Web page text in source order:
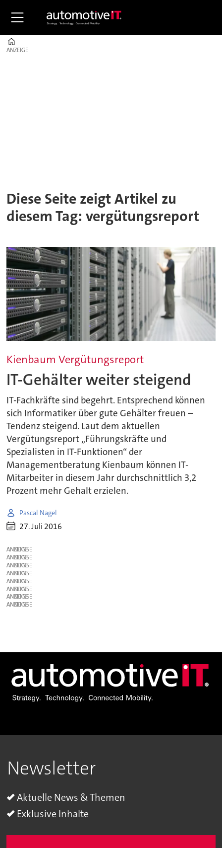
ANZEIGE
ANZEIGE
Diese Seite zeigt Artikel zu
diesem Tag: vergütungsreport
Kienbaum Vergütungsreport
IT-Gehälter weiter steigend
IT-Fachkräfte sind begehrt. Entsprechend können
sich Informatiker über gute Gehälter freuen –
Tendenz steigend. Laut dem aktuellen
Vergütungsreport „Führungskräfte und
Spezialisten in IT-Funktionen“ der
Managementberatung Kienbaum können IT-
Mitarbeiter in diesem Jahr durchschnittlich 3,2
Prozent mehr Gehalt erzielen.
Pascal Nagel
27. Juli 2016
ANZEIGE
ANZEIGE
ANZEIGE
ANZEIGE
ANZEIGE
ANZEIGE
ANZEIGE
ANZEIGE
Newsletter
Aktuelle News & Themen
Exklusive Inhalte